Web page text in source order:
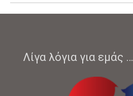
Λίγα λόγια για εμάς …